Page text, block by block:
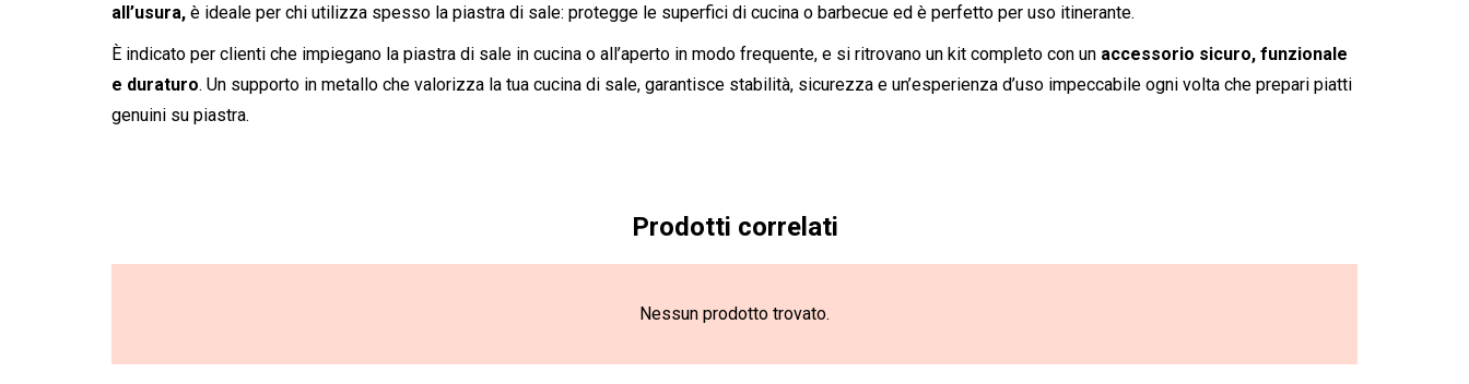
all’usura, è ideale per chi utilizza spesso la piastra di sale: protegge le superfici di cucina o barbecue ed è perfetto per uso itinerante.
È indicato per clienti che impiegano la piastra di sale in cucina o all’aperto in modo frequente, e si ritrovano un kit completo con un accessorio sicuro, funzionale
e duraturo. Un supporto in metallo che valorizza la tua cucina di sale, garantisce stabilità, sicurezza e un’esperienza d’uso impeccabile ogni volta che prepari piatti
genuini su piastra.
Prodotti correlati
Nessun prodotto trovato.